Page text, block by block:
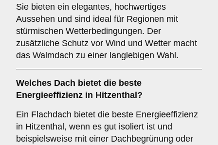
Sie bieten ein elegantes, hochwertiges
Aussehen und sind ideal für Regionen mit
stürmischen Wetterbedingungen. Der
zusätzliche Schutz vor Wind und Wetter macht
das Walmdach zu einer langlebigen Wahl.
Welches Dach bietet die beste
Energieeffizienz in Hitzenthal?
Ein Flachdach bietet die beste Energieeffizienz
in Hitzenthal, wenn es gut isoliert ist und
beispielsweise mit einer Dachbegrünung oder